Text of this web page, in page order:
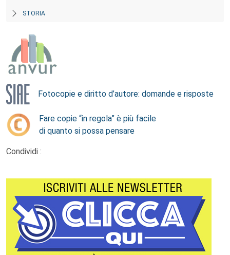
STORIA
Fotocopie e diritto d’autore: domande e risposte
Fare copie “in regola” è più facile
di quanto si possa pensare
Condividi :